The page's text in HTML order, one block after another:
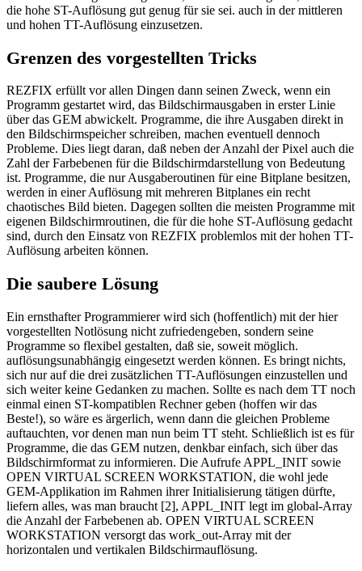
die hohe ST-Auflösung gut genug für sie sei. auch in der mittleren
und hohen TT-Auflösung einzusetzen.
Grenzen des vorgestellten Tricks
REZFIX erfüllt vor allen Dingen dann seinen Zweck, wenn ein
Programm gestartet wird, das Bildschirmausgaben in erster Linie
über das GEM abwickelt. Programme, die ihre Ausgaben direkt in
den Bildschirmspeicher schreiben, machen eventuell dennoch
Probleme. Dies liegt daran, daß neben der Anzahl der Pixel auch die
Zahl der Farbebenen für die Bildschirmdarstellung von Bedeutung
ist. Programme, die nur Ausgaberoutinen für eine Bitplane besitzen,
werden in einer Auflösung mit mehreren Bitplanes ein recht
chaotisches Bild bieten. Dagegen sollten die meisten Programme mit
eigenen Bildschirmroutinen, die für die hohe ST-Auflösung gedacht
sind, durch den Einsatz von REZFIX problemlos mit der hohen TT-
Auflösung arbeiten können.
Die saubere Lösung
Ein ernsthafter Programmierer wird sich (hoffentlich) mit der hier
vorgestellten Notlösung nicht zufriedengeben, sondern seine
Programme so flexibel gestalten, daß sie, soweit möglich.
auflösungsunabhängig eingesetzt werden können. Es bringt nichts,
sich nur auf die drei zusätzlichen TT-Auflösungen einzustellen und
sich weiter keine Gedanken zu machen. Sollte es nach dem TT noch
einmal einen ST-kompatiblen Rechner geben (hoffen wir das
Beste!), so wäre es ärgerlich, wenn dann die gleichen Probleme
auftauchten, vor denen man nun beim TT steht. Schließlich ist es für
Programme, die das GEM nutzen, denkbar einfach, sich über das
Bildschirmformat zu informieren. Die Aufrufe APPL_INIT sowie
OPEN VIRTUAL SCREEN WORKSTATION, die wohl jede
GEM-Applikation im Rahmen ihrer Initialisierung tätigen dürfte,
liefern alles, was man braucht [2], APPL_INIT legt im global-Array
die Anzahl der Farbebenen ab. OPEN VIRTUAL SCREEN
WORKSTATION versorgt das work_out-Array mit der
horizontalen und vertikalen Bildschirmauflösung.